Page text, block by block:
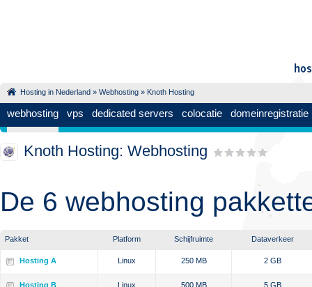
Hosting in Nederland » Webhosting » Knoth Hosting
webhosting vps dedicated servers colocatie domeinregistratie
Knoth Hosting: Webhosting
De 6 webhosting
Pakket Platform Schijfruimte Dataverkeer
Hosting A Linux 250 MB 2 GB
Hosting B Linux 500 MB 5 GB